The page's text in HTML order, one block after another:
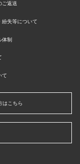
ご返送
紛失等について
体制
て
はこちら